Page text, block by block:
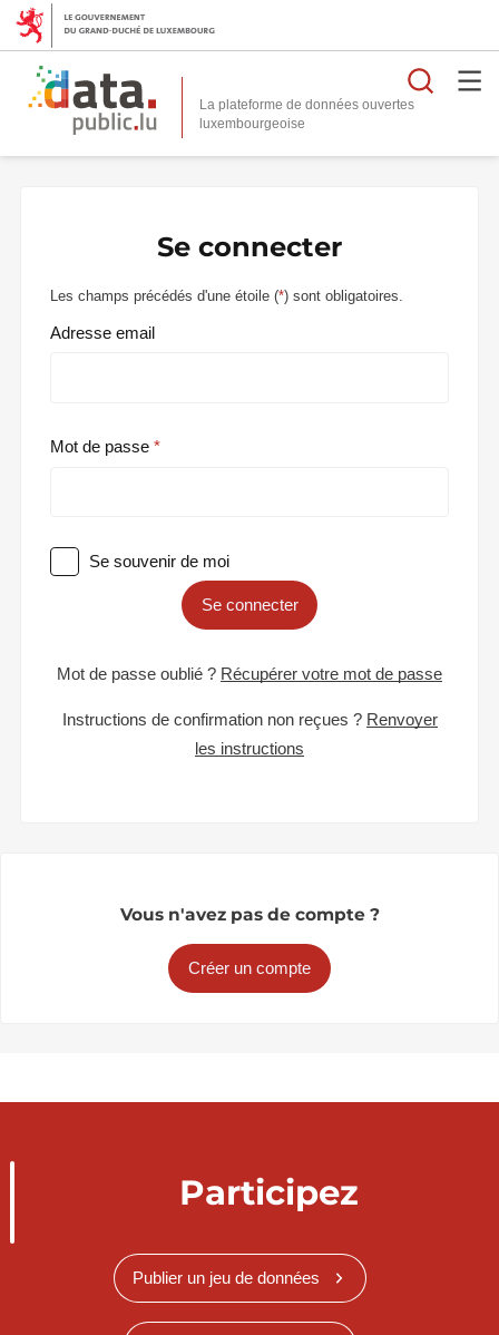
La plateforme de données ouvertes
Se connecter
Les champs précédés d'une étoile (*) sont obligatoires.
Adresse email
Mot de passe
Se souvenir de moi
Se connecter
Mot de passe oublié ? Récupérer votre mot de passe
Instructions de confirmation non reçues ? Renvoyer
les instructions
Vous n'avez pas de compte ?
Créer un compte
Participez
Publier un jeu de données